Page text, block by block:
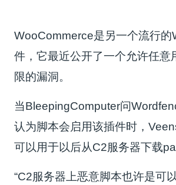
WooCommerce是另一个流行的
件，它最近公开了一个允许任意
限的漏洞。
当BleepingComputer问
认为脚本会启用该插件时，
可以用于以后从C2服务器下载
“C2服务器上恶意脚本也许是可